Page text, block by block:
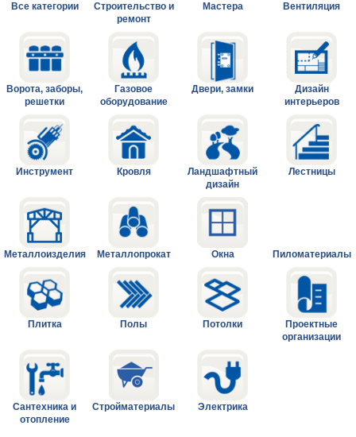
Все категории
Строительство и
ремонт
Мастера Вентиляция
Ворота, заборы,
решетки
Газовое
оборудование
Двери, замки
Дизайн
интерьеров
Инструмент Кровля
Ландшафтный
дизайн
Лестницы
Металлоизделия Металлопрокат Окна Пиломатериалы
Плитка Полы Потолки
Проектные
организации
Сантехника и
отопление
Стройматериалы Электрика